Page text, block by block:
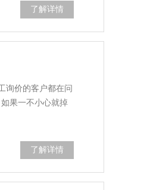
了解详情
询价的客户都在问
果一不小心就掉
了解详情